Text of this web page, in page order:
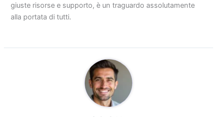
giuste risorse e supporto, è un traguardo assolutamente
alla portata di tutti.